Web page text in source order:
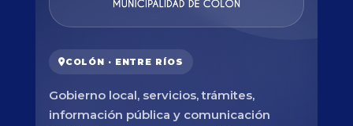
COLÓN · ENTRE RÍOS
Gobierno local, servicios, trámites,
información pública y comunicación